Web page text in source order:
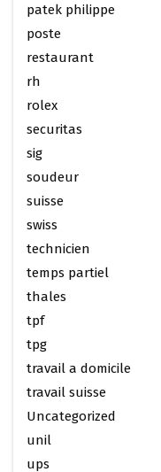
patek philippe
poste
restaurant
rh
rolex
securitas
sig
soudeur
suisse
swiss
technicien
temps partiel
thales
tpf
tpg
travail a domicile
travail suisse
Uncategorized
unil
ups